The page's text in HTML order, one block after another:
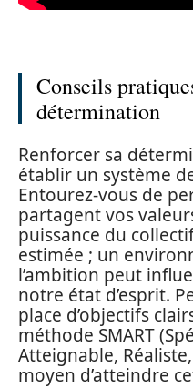
Conseils
détermination
Renforcer sa
établir un système
Entourez-vous de
partagent vos
puissance du
estimée ; un
l’ambition peut
notre état d’esprit.
place d’objectifs
méthode SMART
Atteignable,
moyen d’atteindre